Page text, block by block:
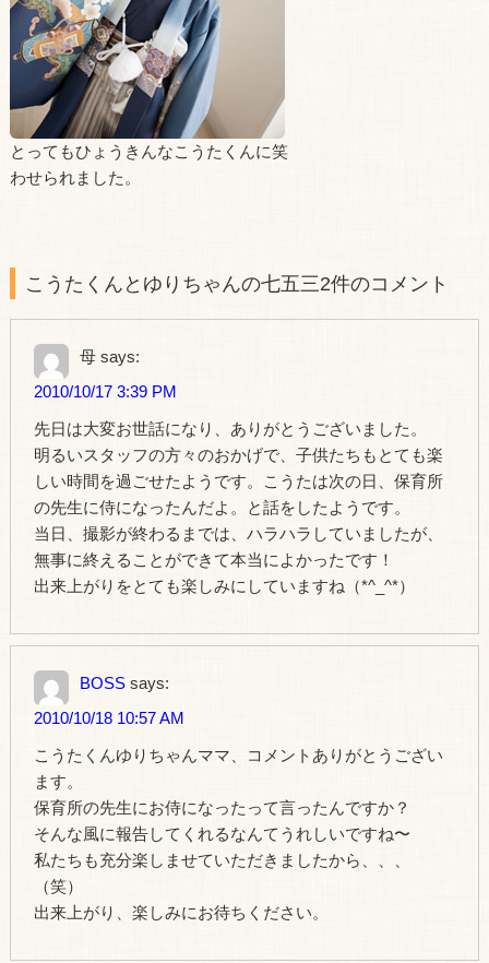
とってもひょうきんなこうたくんに笑
わせられました。
こうたくんとゆりちゃんの七五三2件のコメント
母 says:
2010/10/17 3:39 PM
先日は大変お世話になり、ありがとうございました。
明るいスタッフの方々のおかげで、子供たちもとても楽
しい時間を過ごせたようです。こうたは次の日、保育所
の先生に侍になったんだよ。と話をしたようです。
当日、撮影が終わるまでは、ハラハラしていましたが、
無事に終えることができて本当によかったです！
出来上がりをとても楽しみにしていますね（*^_^*）
BOSS says:
2010/10/18 10:57 AM
こうたくんゆりちゃんママ、コメントありがとうござい
ます。
保育所の先生にお侍になったって言ったんですか？
そんな風に報告してくれるなんてうれしいですね〜
私たちも充分楽しませていただきましたから、、、
（笑）
出来上がり、楽しみにお待ちください。